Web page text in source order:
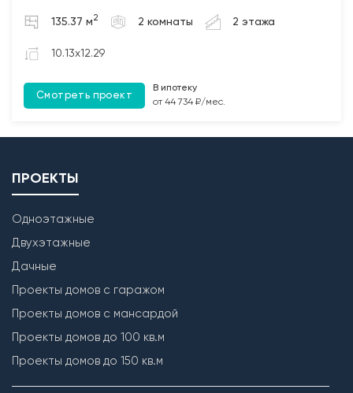
(при наличии).
Кладка наружных стен
135.37 м 2 2 комнаты 2 этажа
10.13x12.29
Смотреть проект
В ипотеку
от 44 734 ₽/мес.
ПРОЕКТЫ
Одноэтажные
Двухэтажные
Дачные
Проекты домов с гаражом
Проекты домов с мансардой
Проекты домов до 100 кв.м
Проекты домов до 150 кв.м